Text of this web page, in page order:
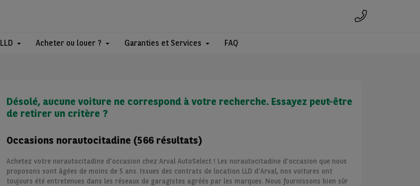
LLD Acheter ou louer ? Garanties et Services FAQ
Désolé, aucune voiture ne correspond à votre recherche. Essayez peut-être
de retirer un critère ?
Occasions norautocitadine (566 résultats)
Achetez votre norautocitadine d'occasion chez Arval AutoSelect ! Les norautocitadine d'occasion que nous
proposons sont âgées de moins de 5 ans. Issues des contrats de location LLD d'Arval, nos voitures ont
toujours été entretenues dans les réseaux de garagistes agréés par les marques. Nous fournissons bien sûr